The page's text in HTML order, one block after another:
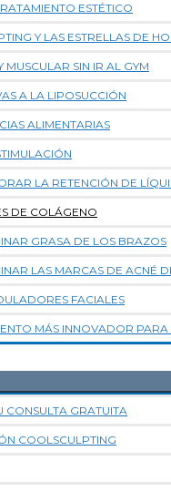
ESTÉTICO
Y LAS ESTRELLAS DE
MUSCULAR SIN IR AL GYM
A LA LIPOSUCCIÓN
ALIMENTARIAS
LA RETENCIÓN DE
DE COLÁGENO
GRASA DE LOS BRAZOS
LAS MARCAS DE ACNÉ
FACIALES
MÁS INNOVADOR
CONSULTA GRATUITA
COOLSCULPTING